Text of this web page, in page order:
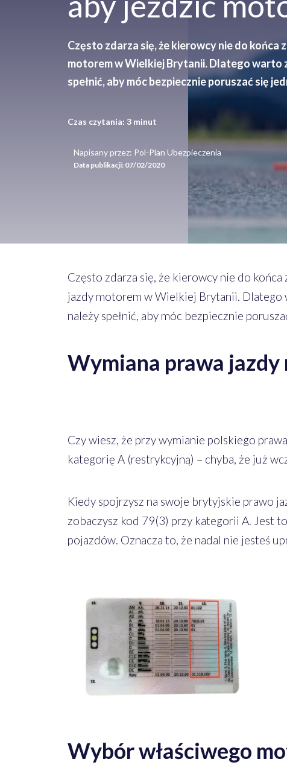
Często zdarza się, że kierowcy nie do końca
motorem w Wielkiej Brytanii. Dlatego warto
spełnić, aby móc bezpiecznie poruszać się
Czas czytania: 3 minut
Napisany przez: Pol-Plan Ubezpieczenia
Data publikacji: 07/02/2020
Często zdarza się, że kierowcy nie do
jazdy motorem w Wielkiej Brytanii. Dlatego
należy spełnić, aby móc bezpiecznie
Wymiana prawa
Czy wiesz, że przy wymianie polskiego
kategorię A (restrykcyjną) – chyba, że już
Kiedy spojrzysz na swoje brytyjskie prawo
zobaczysz kod 79(3) przy kategorii A. Jest
pojazdów. Oznacza to, że nadal nie jesteś
Wybór właściwego